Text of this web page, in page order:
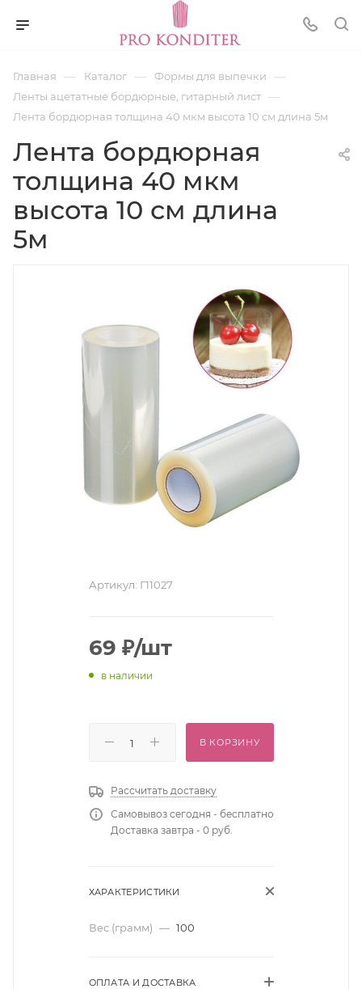
Главная — Каталог — Формы для выпечки —
Ленты ацетатные бордюрные, гитарный лист —
Лента бордюрная толщина 40 мкм высота 10 см длина 5м
Лента бордюрная
толщина 40 мкм
высота 10 см длина
5м
Артикул: Г11027
69 ₽/шт
в наличии
В КОРЗИНУ
Рассчитать доставку
Самовывоз сегодня - бесплатно
Доставка завтра - 0 руб.
ХАРАКТЕРИСТИКИ
Вес (грамм) — 100
ОПЛАТА И ДОСТАВКА